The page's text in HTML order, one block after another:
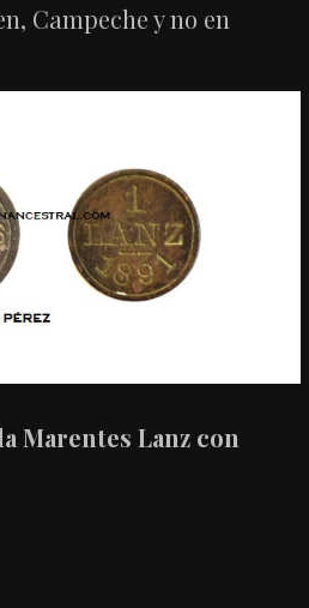
Campeche y no en
Marentes Lanz con